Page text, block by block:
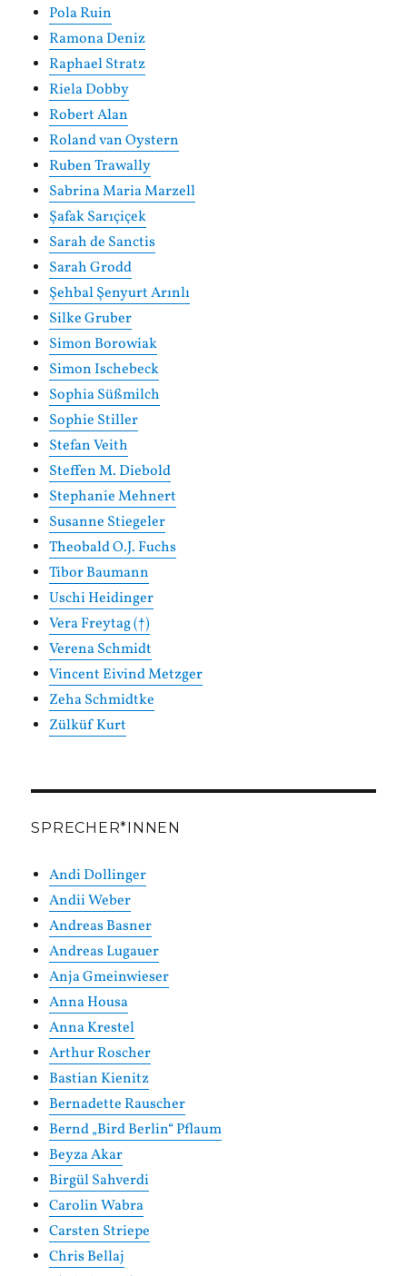
Pola Ruin
Ramona Deniz
Raphael Stratz
Riela Dobby
Robert Alan
Roland van Oystern
Ruben Trawally
Sabrina Maria Marzell
Şafak Sarıçiçek
Sarah de Sanctis
Sarah Grodd
Şehbal Şenyurt Arınlı
Silke Gruber
Simon Borowiak
Simon Ischebeck
Sophia Süßmilch
Sophie Stiller
Stefan Veith
Steffen M. Diebold
Stephanie Mehnert
Susanne Stiegeler
Theobald O.J. Fuchs
Tibor Baumann
Uschi Heidinger
Vera Freytag (†)
Verena Schmidt
Vincent Eivind Metzger
Zeha Schmidtke
Zülküf Kurt
SPRECHER*INNEN
Andi Dollinger
Andii Weber
Andreas Basner
Andreas Lugauer
Anja Gmeinwieser
Anna Housa
Anna Krestel
Arthur Roscher
Bastian Kienitz
Bernadette Rauscher
Bernd „Bird Berlin“ Pflaum
Beyza Akar
Birgül Sahverdi
Carolin Wabra
Carsten Striepe
Chris Bellaj